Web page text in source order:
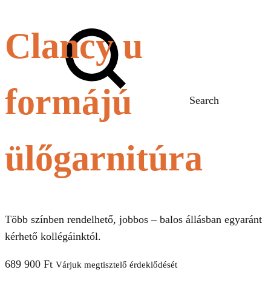
Search
Clancy u
formájú
ülőgarnitúra
Több színben rendelhető, jobbos – balos állásban egyaránt
kérhető kollégáinktól.
689 900 Ft Várjuk megtisztelő érdeklődését